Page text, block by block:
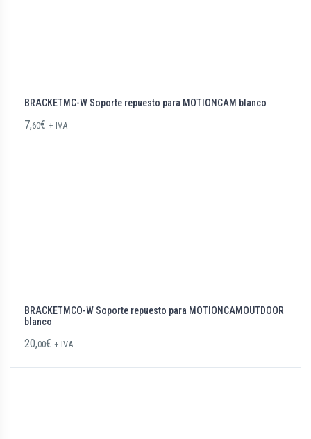
BRACKETMC-W Soporte repuesto para MOTIONCAM blanco
7,60€ + IVA
BRACKETMCO-W Soporte repuesto para MOTIONCAMOUTDOOR
blanco
20,00€ + IVA